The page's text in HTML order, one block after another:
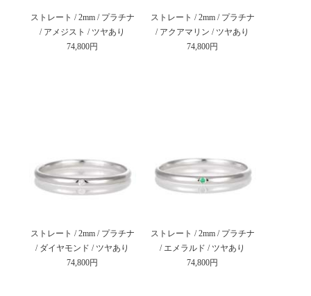
ストレート / 2mm / プラチナ
/ アメジスト / ツヤあり
74,800円
ストレート / 2mm / プラチナ
/ アクアマリン / ツヤあり
74,800円
ストレート / 2mm / プラチナ
/ ダイヤモンド / ツヤあり
74,800円
ストレート / 2mm / プラチナ
/ エメラルド / ツヤあり
74,800円